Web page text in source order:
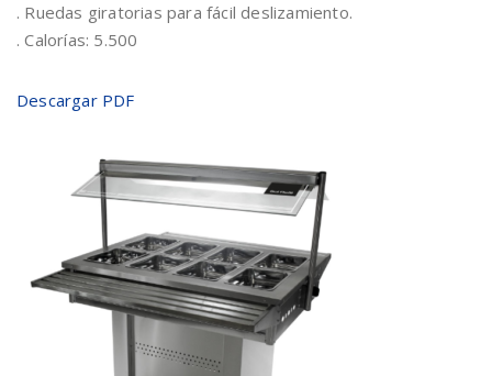
. Ruedas giratorias para fácil deslizamiento.
. Calorías: 5.500
Descargar PDF